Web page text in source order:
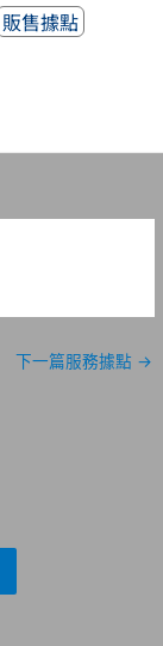
販售據點
下一篇服務據點 →